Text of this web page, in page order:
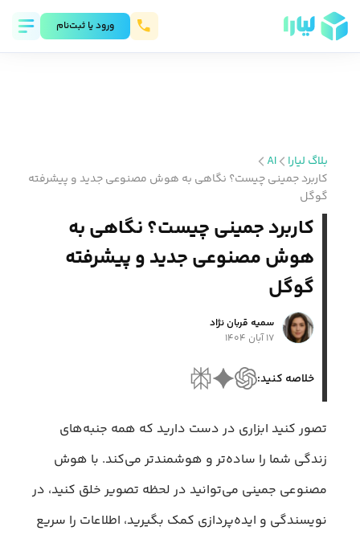
ورود يا ثبت‌نام
بلاگ لیارا
AI
کاربرد جمینی چیست؟ نگاهی به هوش مصنوعی جدید و پیشرفته
گوگل
کاربرد جمینی چیست؟ نگاهی به
هوش مصنوعی جدید و پیشرفته
گوگل
سمیه قربان نژاد
۱۷ آبان ۱۴۰۴
خلاصه کنید:
تصور کنید ابزاری در دست دارید که همه جنبه‌های
زندگی شما را ساده‌تر و هوشمندتر می‌کند. با هوش
مصنوعی جمینی می‌توانید در لحظه تصویر خلق کنید، در
نویسندگی و ایده‌پردازی کمک بگیرید، اطلاعات را سریع